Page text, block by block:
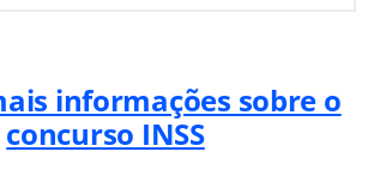
informações sobre o
concurso INSS